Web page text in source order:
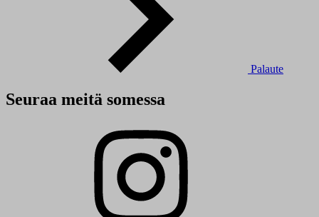
Palaute
Seuraa meitä somessa